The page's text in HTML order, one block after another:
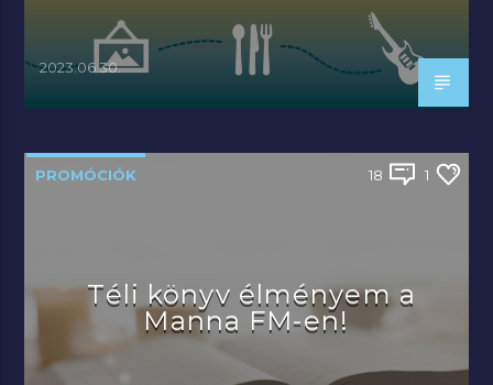
2023.06.30.
PROMÓCIÓK 18 1
Téli könyv élményem a
Manna FM-en!